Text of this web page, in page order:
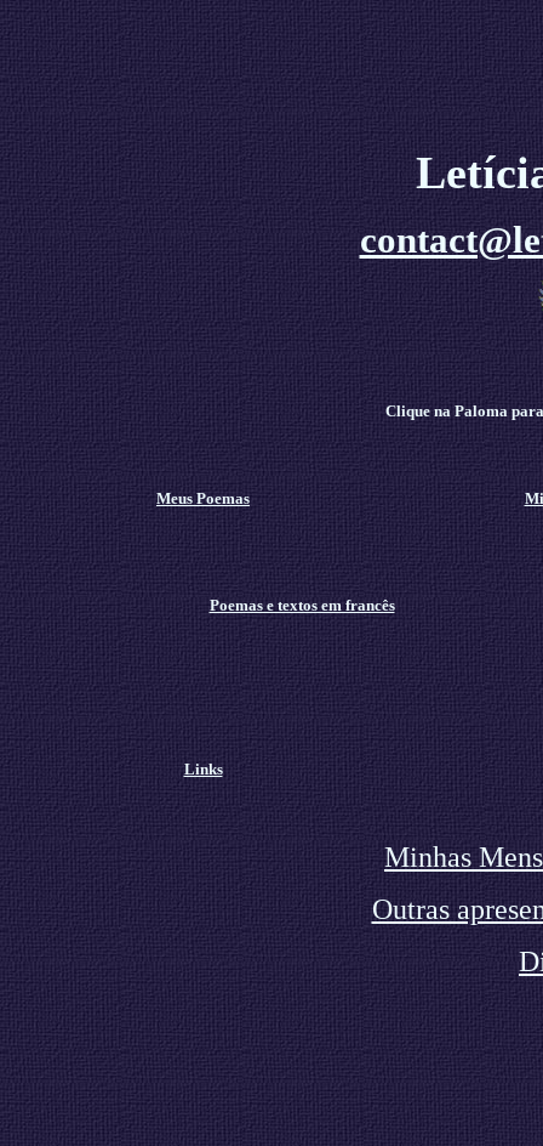
Clique na Paloma
Meus Poemas
Poemas e textos em francês
Links
Minhas
Outras